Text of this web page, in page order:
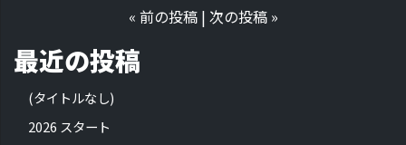
« 前の投稿| 次の投稿»
最近の投稿
(タイトルなし)
2026 スタート